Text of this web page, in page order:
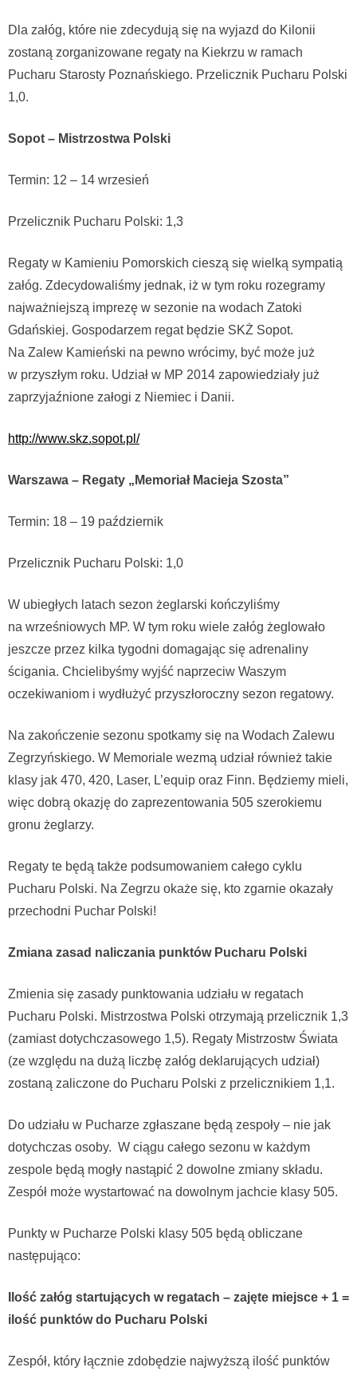
Dla załóg, które nie zdecydują się na wyjazd do Kilonii
zostaną zorganizowane regaty na Kiekrzu w ramach
Pucharu Starosty Poznańskiego. Przelicznik Pucharu Polski
1,0.
Sopot – Mistrzostwa Polski
Termin: 12 – 14 wrzesień
Przelicznik Pucharu Polski: 1,3
Regaty w Kamieniu Pomorskich cieszą się wielką sympatią
załóg. Zdecydowaliśmy jednak, iż w tym roku rozegramy
najważniejszą imprezę w sezonie na wodach Zatoki
Gdańskiej. Gospodarzem regat będzie SKŻ Sopot.
Na Zalew Kamieński na pewno wrócimy, być może już
w przyszłym roku. Udział w MP 2014 zapowiedziały już
zaprzyjaźnione załogi z Niemiec i Danii.
http://www.skz.sopot.pl/
Warszawa – Regaty „Memoriał Macieja Szosta”
Termin: 18 – 19 październik
Przelicznik Pucharu Polski: 1,0
W ubiegłych latach sezon żeglarski kończyliśmy
na wrześniowych MP. W tym roku wiele załóg żeglowało
jeszcze przez kilka tygodni domagając się adrenaliny
ścigania. Chcielibyśmy wyjść naprzeciw Waszym
oczekiwaniom i wydłużyć przyszłoroczny sezon regatowy.
Na zakończenie sezonu spotkamy się na Wodach Zalewu
Zegrzyńskiego. W Memoriale wezmą udział również takie
klasy jak 470, 420, Laser, L’equip oraz Finn. Będziemy mieli,
więc dobrą okazję do zaprezentowania 505 szerokiemu
gronu żeglarzy.
Regaty te będą także podsumowaniem całego cyklu
Pucharu Polski. Na Zegrzu okaże się, kto zgarnie okazały
przechodni Puchar Polski!
Zmiana zasad naliczania punktów Pucharu Polski
Zmienia się zasady punktowania udziału w regatach
Pucharu Polski. Mistrzostwa Polski otrzymają przelicznik 1,3
(zamiast dotychczasowego 1,5). Regaty Mistrzostw Świata
(ze względu na dużą liczbę załóg deklarujących udział)
zostaną zaliczone do Pucharu Polski z przelicznikiem 1,1.
Do udziału w Pucharze zgłaszane będą zespoły – nie jak
dotychczas osoby. W ciągu całego sezonu w każdym
zespole będą mogły nastąpić 2 dowolne zmiany składu.
Zespół może wystartować na dowolnym jachcie klasy 505.
Punkty w Pucharze Polski klasy 505 będą obliczane
następująco:
Ilość załóg startujących w regatach – zajęte miejsce + 1 =
ilość punktów do Pucharu Polski
Zespół, który łącznie zdobędzie najwyższą ilość punktów